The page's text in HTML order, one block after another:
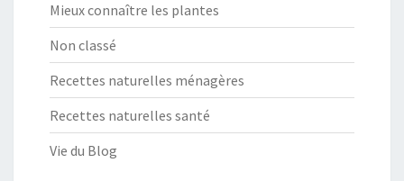
Mieux connaître les plantes
Non classé
Recettes naturelles ménagères
Recettes naturelles santé
Vie du Blog